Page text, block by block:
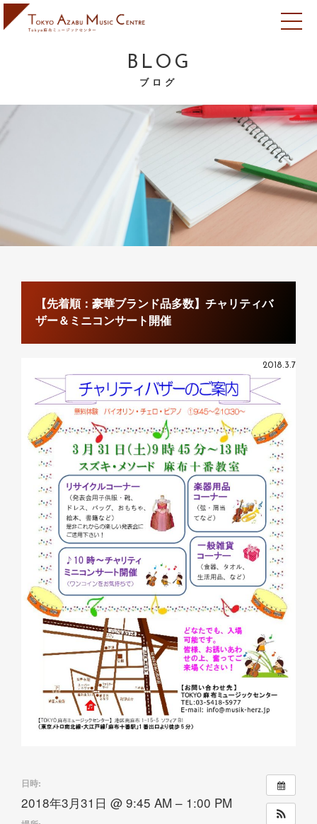
BLOG
ブログ
【先着順：豪華ブランド品多数】チャリティバ
ザー＆ミニコンサート開催
2018.3.7
日時:
2018年3月31日 @ 9:45 AM – 1:00 PM